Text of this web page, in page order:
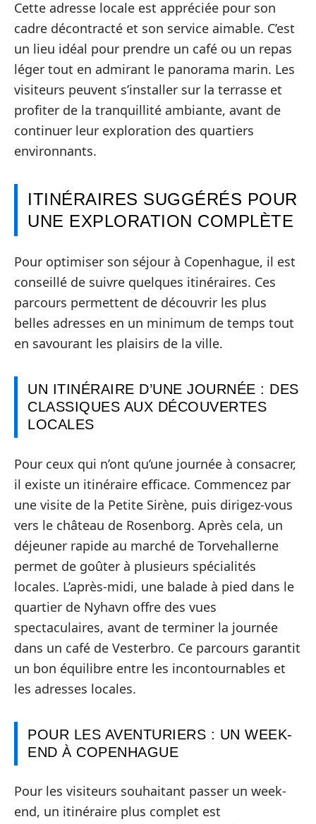
Cette adresse locale est appréciée pour son
cadre décontracté et son service aimable. C’est
un lieu idéal pour prendre un café ou un repas
léger tout en admirant le panorama marin. Les
visiteurs peuvent s’installer sur la terrasse et
profiter de la tranquillité ambiante, avant de
continuer leur exploration des quartiers
environnants.
ITINÉRAIRES SUGGÉRÉS POUR
UNE EXPLORATION COMPLÈTE
Pour optimiser son séjour à Copenhague, il est
conseillé de suivre quelques itinéraires. Ces
parcours permettent de découvrir les plus
belles adresses en un minimum de temps tout
en savourant les plaisirs de la ville.
UN ITINÉRAIRE D’UNE JOURNÉE : DES
CLASSIQUES AUX DÉCOUVERTES
LOCALES
Pour ceux qui n’ont qu’une journée à consacrer,
il existe un itinéraire efficace. Commencez par
une visite de la Petite Sirène, puis dirigez-vous
vers le château de Rosenborg. Après cela, un
déjeuner rapide au marché de Torvehallerne
permet de goûter à plusieurs spécialités
locales. L’après-midi, une balade à pied dans le
quartier de Nyhavn offre des vues
spectaculaires, avant de terminer la journée
dans un café de Vesterbro. Ce parcours garantit
un bon équilibre entre les incontournables et
les adresses locales.
POUR LES AVENTURIERS : UN WEEK-
END À COPENHAGUE
Pour les visiteurs souhaitant passer un week-
end, un itinéraire plus complet est